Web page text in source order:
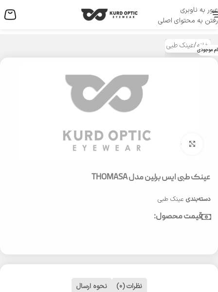
عبور به ناوبری
رفتن به محتوای اصلی
منو
خانه/عینک طبی موجودی
بزرگنمایی تصویر
عینک طبی ایس برلین مدل THOMASA
دسته‌بندی عینک طبی
قیمت محصول:
نظرات (0) نحوه ارسال